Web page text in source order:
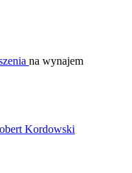
na wynajem